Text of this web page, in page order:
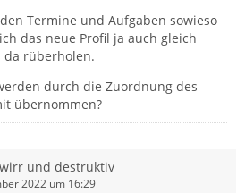
Termine und Aufgaben sowieso
das neue Profil ja auch gleich
rüberholen.
durch die Zuordnung des
übernommen?
und destruktiv
2022 um 16:29